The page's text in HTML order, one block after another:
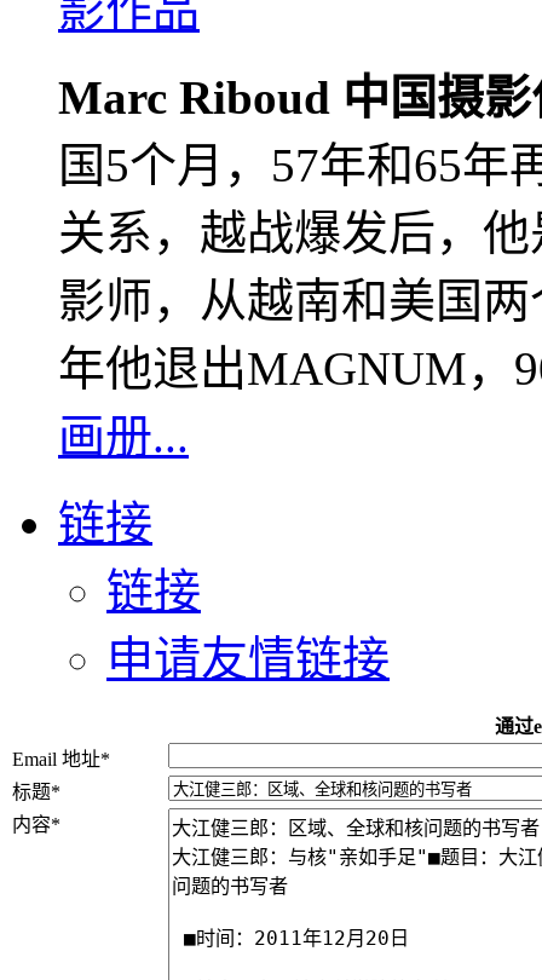
Marc Riboud 中国摄
国5个月，57年和65年
关系，越战爆发后，
影师，从越南和美国
年他退出MAGNUM，
画册...
链接
链接
申请友情链接
通过
Email 地址*
标题*
内容*